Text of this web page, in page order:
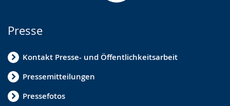
Presse
Kontakt Presse- und Öffentlichkeitsarbeit
Pressemitteilungen
Pressefotos